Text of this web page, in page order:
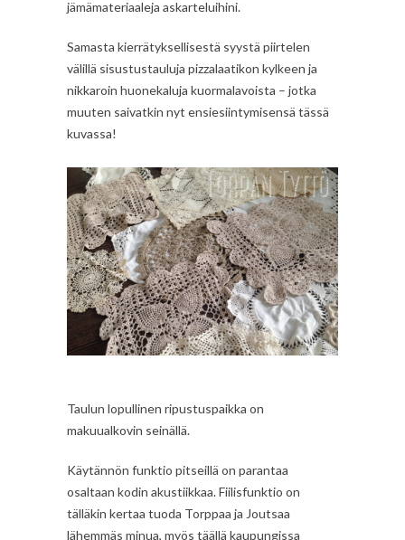
jämämateriaaleja askarteluihini.
Samasta kierrätyksellisestä syystä piirtelen
välillä sisustustauluja pizzalaatikon kylkeen ja
nikkaroin huonekaluja kuormalavoista – jotka
muuten saivatkin nyt ensiesiintymisensä tässä
kuvassa!
Taulun lopullinen ripustuspaikka on
makuualkovin seinällä.
Käytännön funktio pitseillä on parantaa
osaltaan kodin akustiikkaa. Fiilisfunktio on
tälläkin kertaa tuoda Torppaa ja Joutsaa
lähemmäs minua, myös täällä kaupungissa